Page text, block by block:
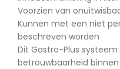
Voorzien van
Kunnen met een niet
beschreven worden
Dit Gastro-Plus
betrouwbaarheid binnen